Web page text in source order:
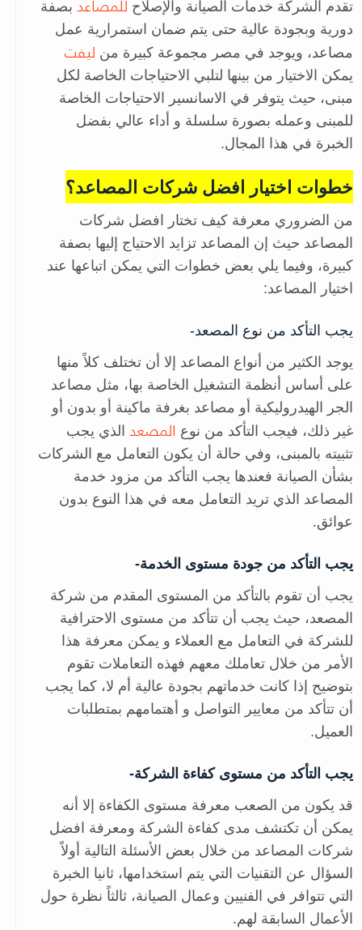
تقدم الشركة خدمات الصيانة والإصلاح
بصفة
دورية وبجودة عالية حتى يتم ضمان استمرارية عمل
مصاعد، ويوجد في مصر مجموعة كبيرة من ليفت
يمكن الاختيار من بينها لتلبي الاحتياجات الخاصة لكل
مبنى، حيث يتوفر في الاسانسير الاحتياجات الخاصة
للمبنى وعمله بصورة سلسلة و أداء عالي بفضل
الخبرة في هذا المجال.
خطوات اختيار افضل شركات المصاعد؟
من الضروري معرفة كيف تختار افضل شركات
المصاعد حيث إن المصاعد تزايد الاحتياج إليها بصفة
كبيرة، وفيما يلي بعض خطوات التي يمكن اتباعها عند
اختيار المصاعد:
يجب التأكد من نوع المصعد-
يوجد الكثير من أنواع المصاعد إلا أن تختلف كلاً منها
على أساس أنظمة التشغيل الخاصة بها، مثل مصاعد
الجر الهيدروليكية أو مصاعد بغرفة ماكينة أو بدون أو
غير ذلك، فيجب التأكد من نوع المصعد الذي يجب
تثبيته بالمبنى، وفي حالة أن يكون التعامل مع الشركات
بشأن الصيانة فعندها يجب التأكد من مزود خدمة
المصاعد الذي تريد التعامل معه في هذا النوع بدون
عوائق.
يجب التأكد من جودة مستوى الخدمة-
يجب أن تقوم بالتأكد من المستوى المقدم من شركة
المصعد، حيث يجب أن تتأكد من مستوى الاحترافية
للشركة في التعامل مع العملاء و يمكن معرفة هذا
الأمر من خلال تعاملك معهم فهذه التعاملات تقوم
بتوضيح إذا كانت خدماتهم بجودة عالية أم لا، كما يجب
أن تتأكد من معايير التواصل و أهتمامهم بمتطلبات
العميل.
يجب التأكد من مستوى كفاءة الشركة-
قد يكون من الصعب معرفة مستوى الكفاءة إلا أنه
يمكن أن تكتشف مدى كفاءة الشركة ومعرفة افضل
شركات المصاعد من خلال بعض الأسئلة التالية أولاً
السؤال عن التقنيات التي يتم استخدامها، ثانيا الخبرة
التي تتوافر في الفنيين وعمال الصيانة، ثالثاً نظرة حول
الأعمال السابقة لهم.